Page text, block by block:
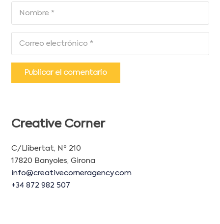
Publicar el comentario
Creative Corner
C/Llibertat, Nº 210
17820 Banyoles, Girona
info@creativecorneragency.com
+34 872 982 507